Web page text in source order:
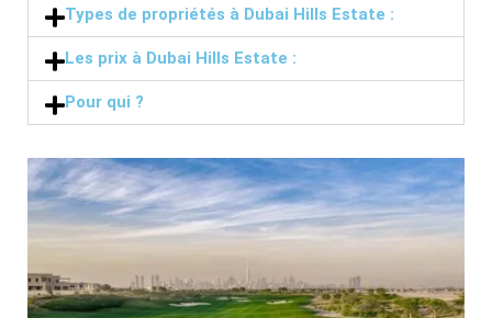
Types de propriétés à Dubai Hills Estate :
Les prix à Dubai Hills Estate :
Pour qui ?